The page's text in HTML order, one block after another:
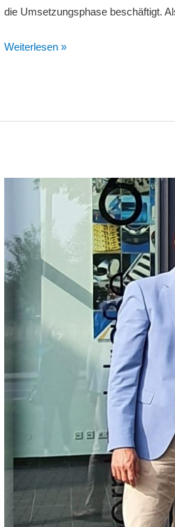
die Umsetzungsphase beschäftigt.
Förderbewilligung
Weiterlesen »